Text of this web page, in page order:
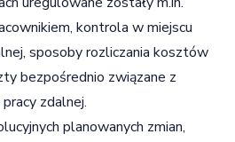
kontrola w miejscu
sposoby rozliczania kosztów
bezpośrednio związane z
zdalnej.
planowanych zmian,